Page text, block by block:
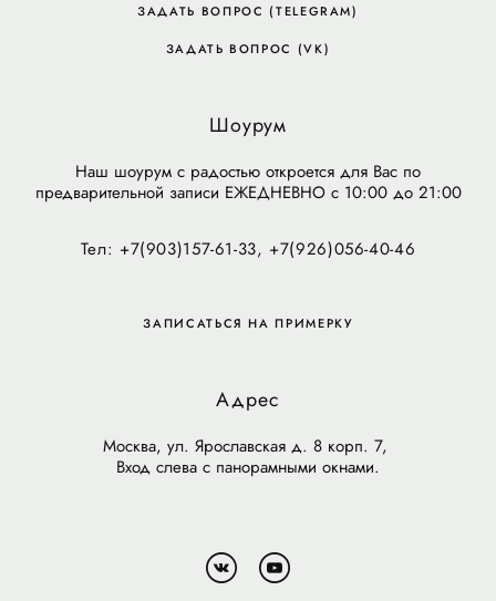
ЗАДАТЬ ВОПРОС (TELEGRAM)
ЗАДАТЬ ВОПРОС (VK)
Шоурум
Наш шоурум с радостью откроется для Вас по
предварительной записи ЕЖЕДНЕВНО с 10:00 до 21:00
Тел: +7(903)157-61-33, +7(926)056-40-46
ЗАПИСАТЬСЯ НА ПРИМЕРКУ
Адрес
Москва, ул. Ярославская д. 8 корп. 7,
Вход слева с панорамными окнами.